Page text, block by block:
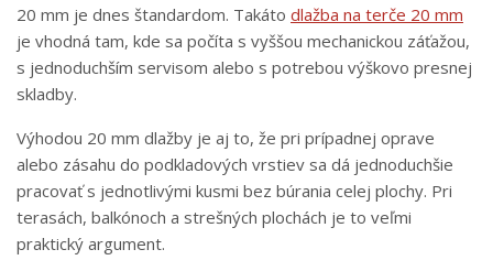
20 mm je dnes štandardom. Takáto dlažba na terče 20 mm
je vhodná tam, kde sa počíta s vyššou mechanickou záťažou,
s jednoduchším servisom alebo s potrebou výškovo presnej
skladby.
Výhodou 20 mm dlažby je aj to, že pri prípadnej oprave
alebo zásahu do podkladových vrstiev sa dá jednoduchšie
pracovať s jednotlivými kusmi bez búrania celej plochy. Pri
terasách, balkónoch a strešných plochách je to veľmi
praktický argument.